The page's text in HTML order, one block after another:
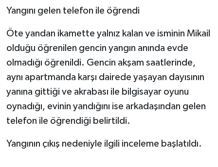
Yangını gelen telefon ile öğrendi
Öte yandan ikamette yalnız kalan ve isminin Mikail
olduğu öğrenilen gencin yangın anında evde
olmadığı öğrenildi. Gencin akşam saatlerinde,
aynı apartmanda karşı dairede yaşayan dayısının
yanına gittiği ve akrabası ile bilgisayar oyunu
oynadığı, evinin yandığını ise arkadaşından gelen
telefon ile öğrendiği belirtildi.
Yangının çıkış nedeniyle ilgili inceleme başlatıldı.